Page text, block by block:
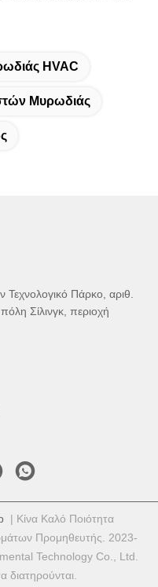
HVAC
Μυρωδιάς
Τεχνολογικό Πάρκο, αριθ.
Σίλινγκ, περιοχή
| Κίνα Καλό Ποιότητα
Προμηθευτής. 2023-
Technology Co., Ltd.